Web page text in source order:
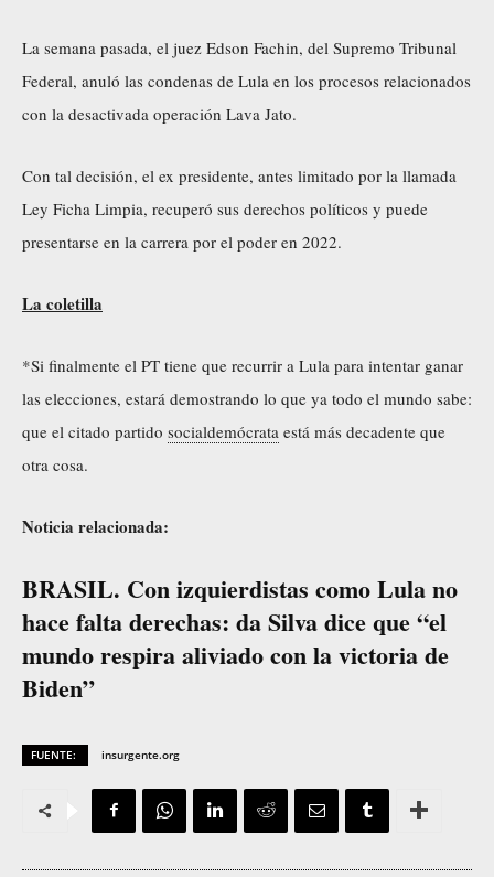
La semana pasada, el juez Edson Fachin, del Supremo Tribunal
Federal, anuló las condenas de Lula en los procesos relacionados
con la desactivada operación Lava Jato.
Con tal decisión, el ex presidente, antes limitado por la llamada
Ley Ficha Limpia, recuperó sus derechos políticos y puede
presentarse en la carrera por el poder en 2022.
La coletilla
*Si finalmente el PT tiene que recurrir a Lula para intentar ganar
las elecciones, estará demostrando lo que ya todo el mundo sabe:
que el citado partido socialdemócrata está más decadente que
otra cosa.
Noticia relacionada:
BRASIL. Con izquierdistas como Lula no
hace falta derechas: da Silva dice que “el
mundo respira aliviado con la victoria de
Biden”
FUENTE: insurgente.org